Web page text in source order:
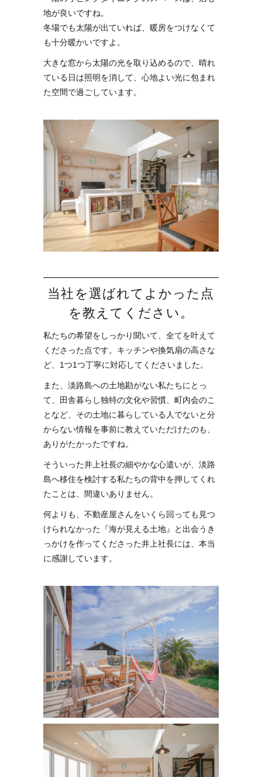
地が良いですね。
冬場でも太陽が出ていれば、暖房をつけなくて
も十分暖かいですよ。
大きな窓から太陽の光を取り込めるので、晴れ
ている日は照明を消して、心地よい光に包まれ
た空間で過ごしています。
当社を選ばれてよかった点
を教えてください。
私たちの希望をしっかり聞いて、全てを叶えて
くださった点です。キッチンや換気扇の高さな
ど、1つ1つ丁寧に対応してくださいました。
また、淡路島への土地勘がない私たちにとっ
て、田舎暮らし独特の文化や習慣、町内会のこ
となど、その土地に暮らしている人でないと分
からない情報を事前に教えていただけたのも、
ありがたかったですね。
そういった井上社長の細やかな心遣いが、淡路
島へ移住を検討する私たちの背中を押してくれ
たことは、間違いありません。
何よりも、不動産屋さんをいくら回っても見つ
けられなかった『海が見える土地』と出会うき
っかけを作ってくださった井上社長には、本当
に感謝しています。